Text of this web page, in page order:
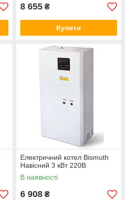
8 655 ₴
Купити
Електричний котел Bismuth
Навісний 3 кВт 220В
В наявності
6 908 ₴